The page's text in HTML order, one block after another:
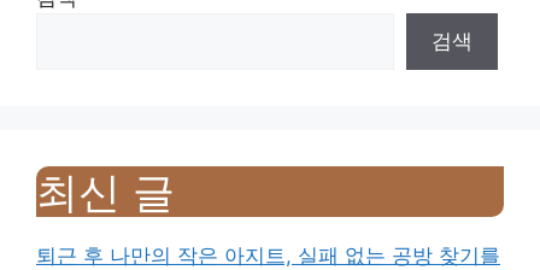
검색
최신 글
퇴근 후 나만의 작은 아지트, 실패 없는 공방 찾기를